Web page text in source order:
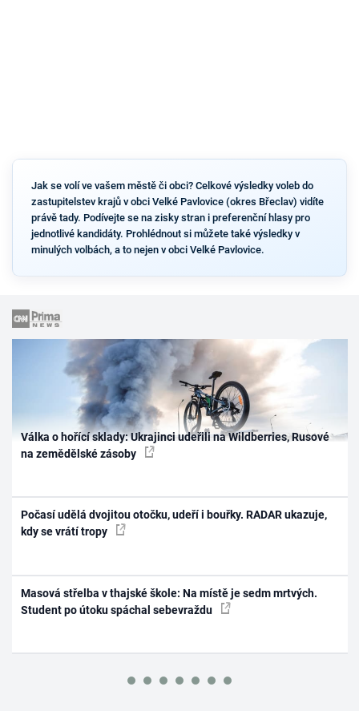
Jak se volí ve vašem městě či obci? Celkové výsledky voleb do
zastupitelstev krajů v obci Velké Pavlovice (okres Břeclav) vidíte
právě tady. Podívejte se na zisky stran i preferenční hlasy pro
jednotlivé kandidáty. Prohlédnout si můžete také výsledky v
minulých volbách, a to nejen v obci Velké Pavlovice.
Válka o hořící sklady: Ukrajinci udeřili na Wildberries, Rusové
na zemědělské zásoby
Počasí udělá dvojitou otočku, udeří i bouřky. RADAR ukazuje,
kdy se vrátí tropy
Masová střelba v thajské škole: Na místě je sedm mrtvých.
Student po útoku spáchal sebevraždu